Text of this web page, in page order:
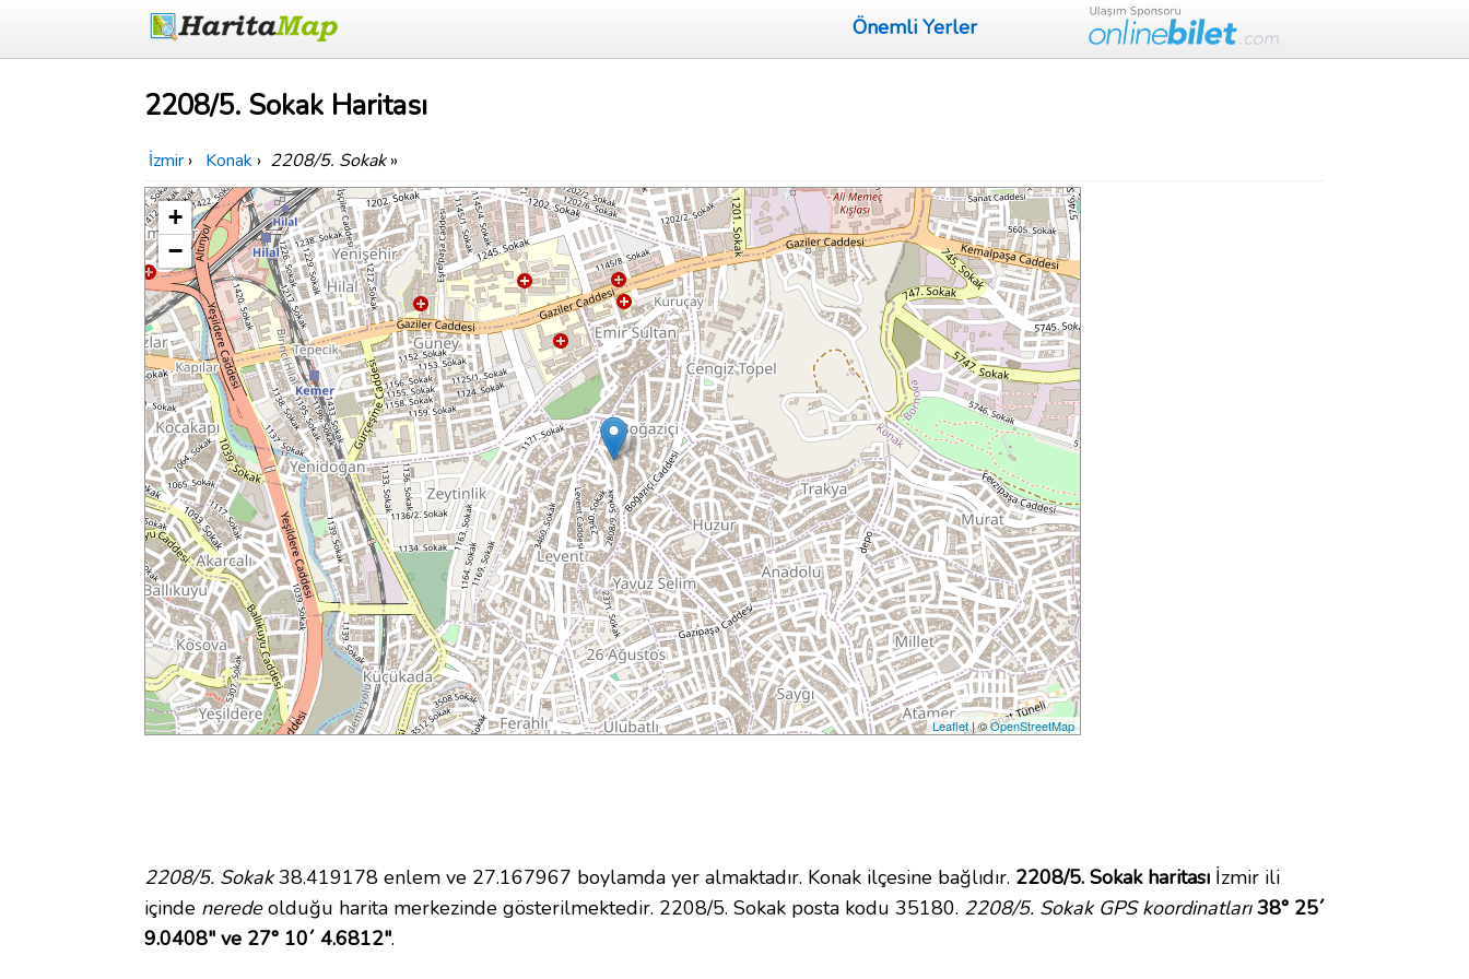
Önemli Yerler
2208/5. Sokak Haritası
İzmir › Konak › 2208/5. Sokak»
+
−
Leaflet| ©OpenStreetMap
2208/5. Sokak38.419178 enlem ve 27.167967 boylamda yer almaktadır. Konak ilçesine bağlıdır. 2208/5. Sokak haritası İzmir ili
içinde neredeolduğu harita merkezinde gösterilmektedir. 2208/5. Sokak posta kodu 35180. 2208/5. Sokak GPS koordinatları 38° 25´
9.0408" ve 27° 10´ 4.6812".